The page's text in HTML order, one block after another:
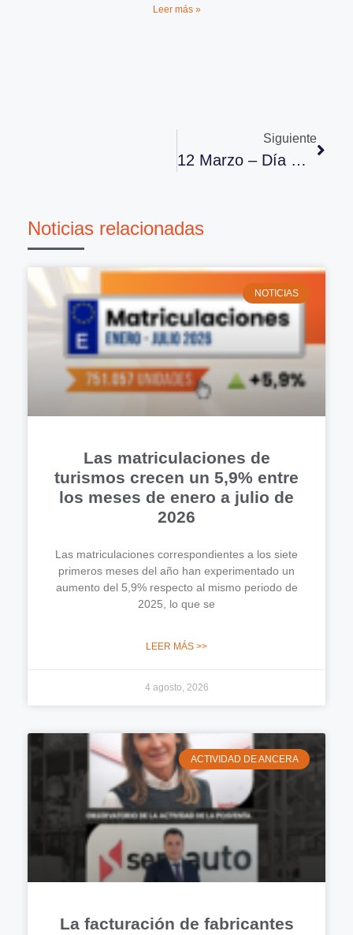
Leer más »
Siguiente
12 Marzo – Día Mundial Del Glaucoma
Noticias relacionadas
NOTICIAS
Las matriculaciones de
turismos crecen un 5,9% entre
los meses de enero a julio de
2026
Las matriculaciones correspondientes a los siete
primeros meses del año han experimentado un
aumento del 5,9% respecto al mismo periodo de
2025, lo que se
LEER MÁS >>
4 agosto, 2026
ACTIVIDAD DE ANCERA
La facturación de fabricantes